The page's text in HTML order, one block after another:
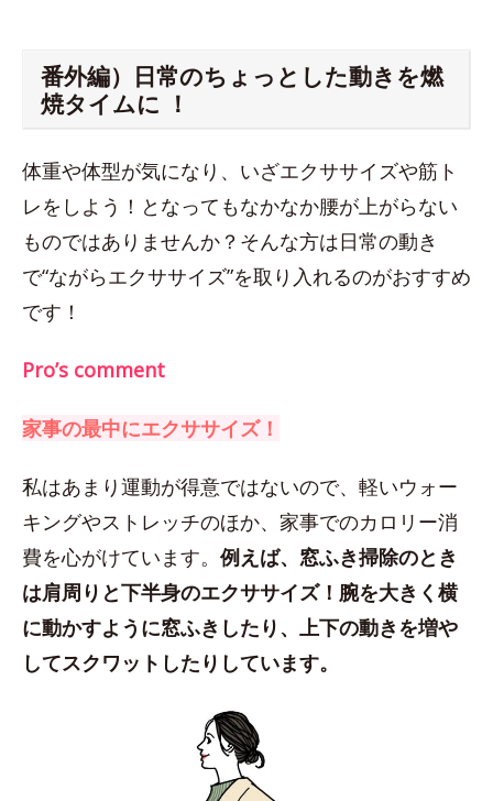
番外編）日常のちょっとした動きを燃
焼タイムに ！
体重や体型が気になり、いざエクササイズや筋ト
レをしよう！となってもなかなか腰が上がらない
ものではありませんか？そんな方は日常の動き
で“ながらエクササイズ”を取り入れるのがおすすめ
です！
Pro’s comment
家事の最中にエクササイズ！
私はあまり運動が得意ではないので、軽いウォー
キングやストレッチのほか、家事でのカロリー消
費を心がけています。 例えば、窓ふき掃除のとき
は肩周りと下半身のエクササイズ！腕を大きく横
に動かすように窓ふきしたり、上下の動きを増や
してスクワットしたりしています。